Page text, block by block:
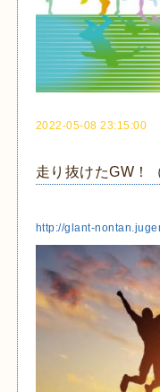
2022-05-08 23:15:00
走り抜けたGW！
http://glant-